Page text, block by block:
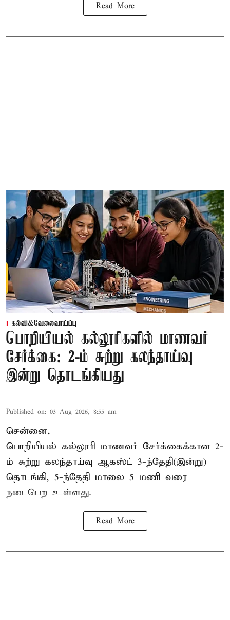
Read More
கல்வி&வேலைவாய்ப்பு
பொறியியல் கல்லூரிகளில் மாணவர்
சேர்க்கை: 2-ம் சுற்று கலந்தாய்வு
இன்று தொடங்கியது
Published on: 03 Aug 2026, 8:55 am
சென்னை,
பொறியியல் கல்லூரி மாணவர் சேர்க்கைக்கான 2-
ம் சுற்று கலந்தாய்வு ஆகஸ்ட் 3-ந்தேதி(இன்று)
தொடங்கி, 5-ந்தேதி மாலை 5 மணி வரை
நடைபெற உள்ளது.
Read More